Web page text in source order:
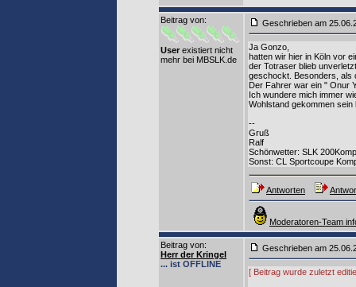
Beitrag von:
User existiert nicht
mehr bei MBSLK.de
Geschrieben am
Ja Gonzo,
hatten wir hier in Köln vor
der Totraser blieb
geschockt. Besonders, als
Der Fahrer war ein " Onur
Ich wundere mich immer
Wohlstand gekommen sein
--
Gruß
Ralf
Schönwetter: SLK
Sonst: CL Sportcoupe
Antworten
Moderatoren-Team
Beitrag von:
Herr der Kringel
... ist OFFLINE
Geschrieben am
[ Beitrag wurde zuletzt